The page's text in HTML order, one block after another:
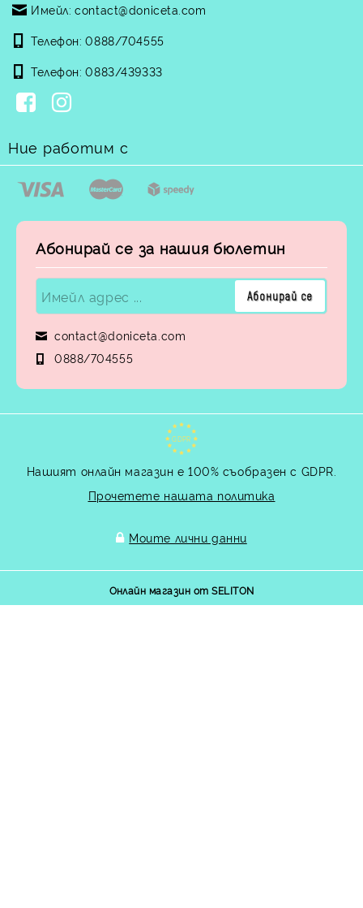
Имейл: contact@doniceta.com
Телефон: 0888/704555
Телефон: 0883/439333
Ние работим с
Абонирай се за нашия бюлетин
contact@doniceta.com
0888/704555
GDPR
Нашият онлайн магазин е 100% съобразен с GDPR.
Прочетете нашата политика
Моите лични данни
Онлайн магазин от SELITON